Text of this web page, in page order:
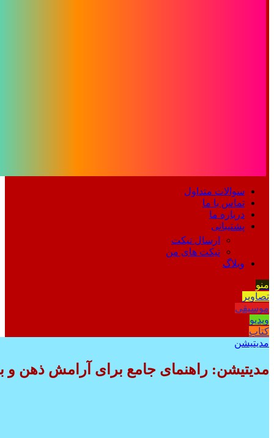
سوالات متداول
تماس با ما
درباره ما
پشتیبانی
ارسال تیکت
تیکت های من
وبلاگ
منو
تصاویر
موسیقی
ویدیو
کتاب
مدیتیشن
مدیتیشن: راهنمای جامع برای آرامش ذهن و